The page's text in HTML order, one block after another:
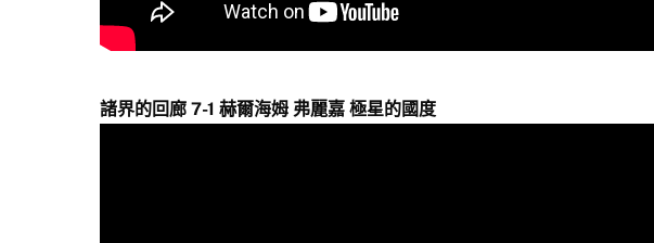
諸界的回廊 7-1 赫爾海姆 弗麗嘉 極星的國度